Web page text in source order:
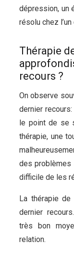
dépression, un
résolu chez
Thérapie
recours ?
On observe
dernier
le point de se
thérapie, une
des problèmes
difficile de les
La thérapie de
dernier
très bon
relation.